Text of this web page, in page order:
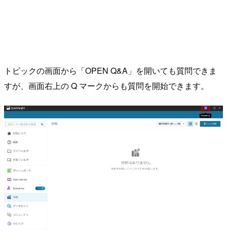
トピックの画面から「OPEN Q&A」を開いても質問できま
すが、画面右上の Q マークからも質問を開始できます。